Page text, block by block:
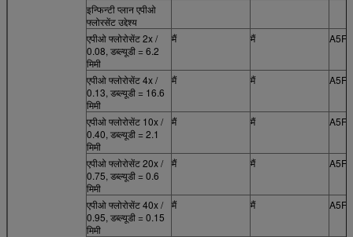
इन्फिन्टी प्लान एपीओ
फ्लोरसेंट उद्देश्य
एपीओ फ्लोरोसेंट 2x /
0.08, डब्ल्यूडी = 6.2
मिमी
मैं मैं
एपीओ फ्लोरोसेंट 4x /
0.13, डब्ल्यूडी = 16.6
मिमी
मैं मैं
एपीओ फ्लोरोसेंट 10x /
0.40, डब्ल्यूडी = 2.1
मिमी
मैं मैं
एपीओ फ्लोरोसेंट 20x /
0.75, डब्ल्यूडी = 0.6
मिमी
मैं मैं
एपीओ फ्लोरोसेंट 40x /
0.95, डब्ल्यूडी = 0.15
मिमी
मैं मैं